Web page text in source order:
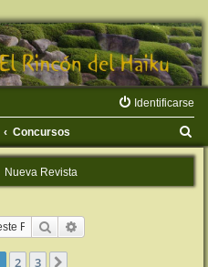
Identificarse
Concursos
u
Nueva Revista
Buscar
2 3